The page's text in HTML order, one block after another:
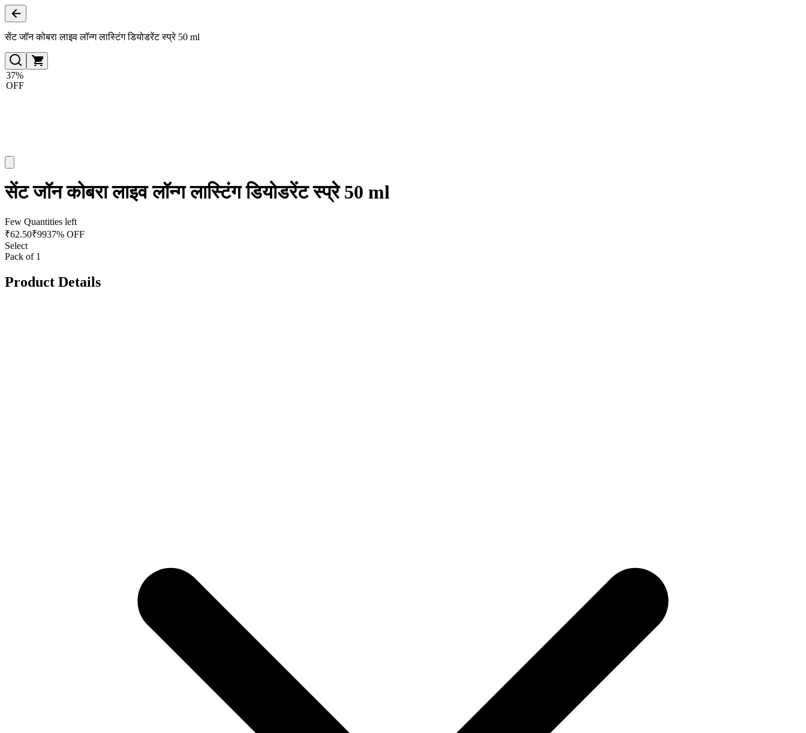
सेंट जॉन कोबरा लाइव लॉन्ग लास्टिंग डियोडरेंट स्प्रे 50 ml
37%
OFF
सेंट जॉन कोबरा लाइव लॉन्ग लास्टिंग डियोडरेंट स्प्रे 50 ml
Few Quantities left
₹62.50₹9937% OFF
Select
Pack of 1
Product Details